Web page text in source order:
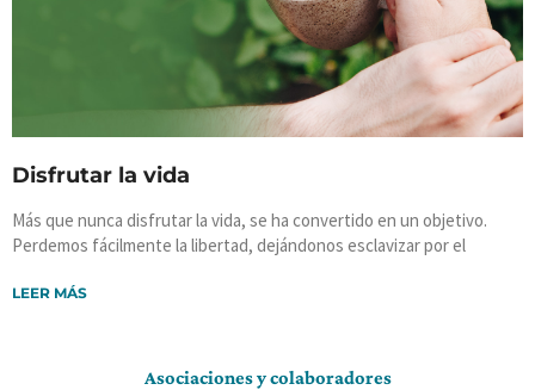
Disfrutar la vida
Más que nunca disfrutar la vida, se ha convertido en un objetivo.
Perdemos fácilmente la libertad, dejándonos esclavizar por el
LEER MÁS
Asociaciones y colaboradores